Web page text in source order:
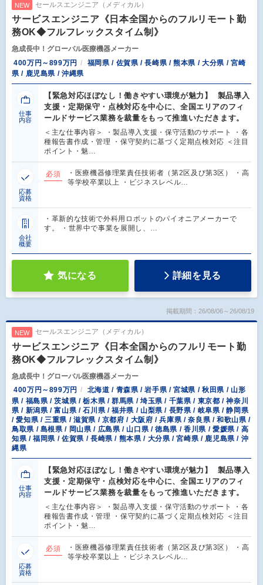
NEW セールスエンジニア（メディカル）
サービスエンジニア《日本全国からのフルリモート勤
務OK◆フルフレックスタイム制》
急成長中！グローバル医療機器メーカー
400万円～899万円
福岡県 / 佐賀県 / 長崎県 / 熊本県 / 大分県 / 宮崎
県 / 鹿児島県 / 沖縄県
仕事
内容
【緊急対応ほぼなし！働きやすい環境が魅力】 製品導入
支援・定期保守・点検対応を中心に、全国エリアのフィ
ールドサービス業務を裁量をもって推進いただきます。
＜主な仕事内容＞ ・製品導入支援・保守活動のサポート ・各
種報告書作成・管理 ・保守契約に基づく定期点検対応 ＜注目
ポイント・魅…
応募
資格
必須
・医療機器修理業責任技術者（第2区及び第3区） ・高
等学校卒業以上 ・ビジネスレベル…
会社
概要
・革新的な技術で外科用ロボットのパイオニアメーカーで
す。 ・世界中で事業を展開し、…
気になる 詳細を見る
掲載期間：26/08/06～26/08/19
NEW セールスエンジニア（メディカル）
サービスエンジニア《日本全国からのフルリモート勤
務OK◆フルフレックスタイム制》
急成長中！グローバル医療機器メーカー
400万円～899万円
北海道 / 青森県 / 岩手県 / 宮城県 / 秋田県 / 山形
県 / 福島県 / 茨城県 / 栃木県 / 群馬県 / 埼玉県 / 千葉県 / 東京都 / 神奈川
県 / 新潟県 / 富山県 / 石川県 / 福井県 / 山梨県 / 長野県 / 岐阜県 / 静岡県
/ 愛知県 / 三重県 / 滋賀県 / 京都府 / 大阪府 / 兵庫県 / 奈良県 / 和歌山県 /
鳥取県 / 島根県 / 岡山県 / 広島県 / 山口県 / 徳島県 / 香川県 / 愛媛県 / 高
知県 / 福岡県 / 佐賀県 / 長崎県 / 熊本県 / 大分県 / 宮崎県 / 鹿児島県 / 沖
縄県
仕事
内容
【緊急対応ほぼなし！働きやすい環境が魅力】 製品導入
支援・定期保守・点検対応を中心に、全国エリアのフィ
ールドサービス業務を裁量をもって推進いただきます。
＜主な仕事内容＞ ・製品導入支援・保守活動のサポート ・各
種報告書作成・管理 ・保守契約に基づく定期点検対応 ＜注目
ポイント・魅…
応募
資格
必須
・医療機器修理業責任技術者（第2区及び第3区） ・高
等学校卒業以上 ・ビジネスレベル…